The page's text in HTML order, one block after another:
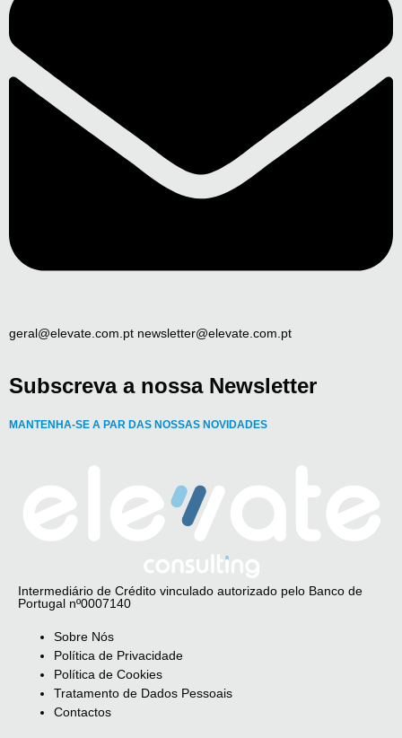
geral@elevate.com.pt newsletter@elevate.com.pt
Subscreva a nossa Newsletter
MANTENHA-SE A PAR DAS NOSSAS NOVIDADES
Intermediário de Crédito vinculado autorizado pelo Banco de
Portugal nº0007140
Sobre Nós
Política de Privacidade
Política de Cookies
Tratamento de Dados Pessoais
Contactos